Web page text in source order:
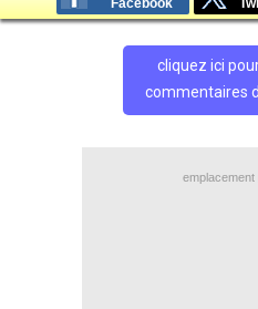
Facebook
cliquez ici
commentaires
emplacement